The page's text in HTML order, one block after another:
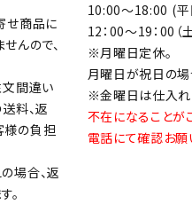
せ商品に
んので、
間違い
料、返
様の負担
場合、返
。
10:00～18:00 (平
12：00～19：00（土
※月曜日定休。
月曜日が祝日の
※金曜日は仕入
不在になることが
電話にて確認お願